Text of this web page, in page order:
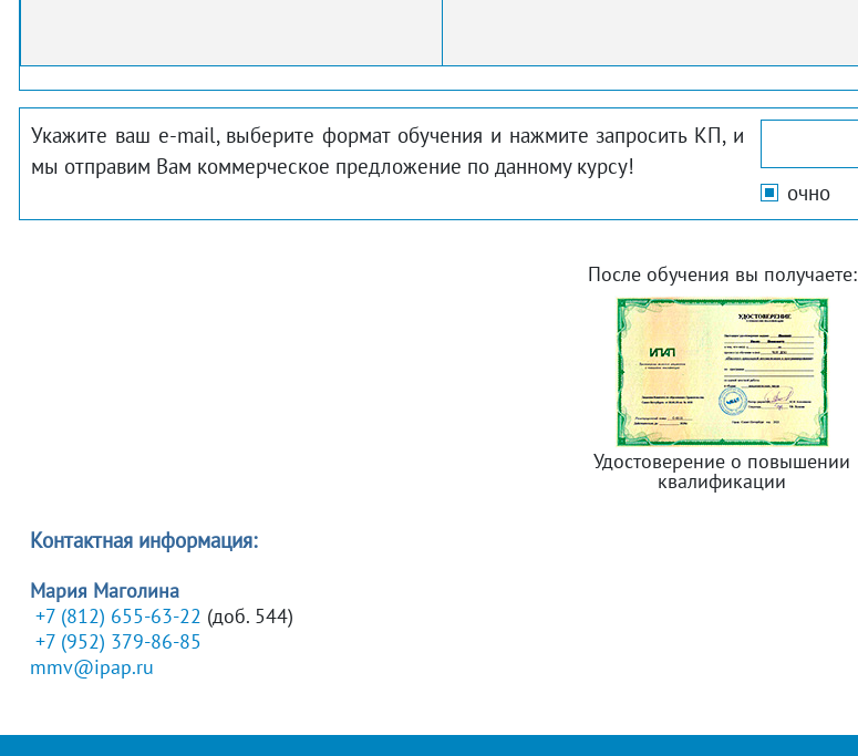
Укажите ваш e-mail, выберите формат обучения и нажмите запросить КП, и
мы отправим Вам коммерческое предложение по данному курсу!
очно
После обучения вы получаете:
Удостоверение о повышении
квалификации
Контактная информация:
Мария Маголина
+7 (812) 655-63-22 (доб. 544)
+7 (952) 379-86-85
mmv@ipap.ru